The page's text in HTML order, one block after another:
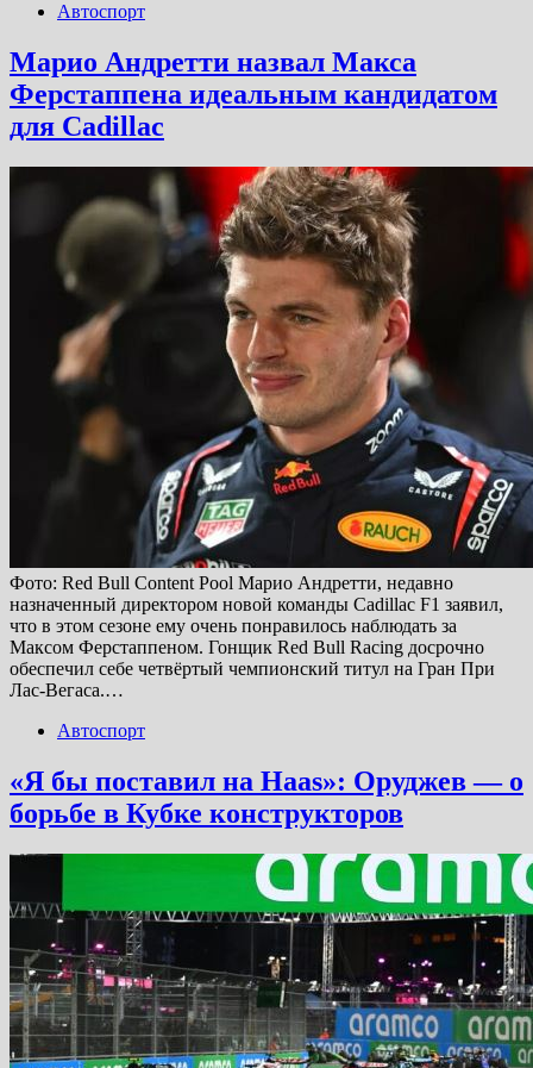
Автоспорт
Марио Андретти назвал Макса
Ферстаппена идеальным кандидатом
для Cadillac
Фото: Red Bull Content Pool Марио Андретти, недавно
назначенный директором новой команды Cadillac F1 заявил,
что в этом сезоне ему очень понравилось наблюдать за
Максом Ферстаппеном. Гонщик Red Bull Racing досрочно
обеспечил себе четвёртый чемпионский титул на Гран При
Лас-Вегаса.…
Автоспорт
«Я бы поставил на Haas»: Оруджев — о
борьбе в Кубке конструкторов